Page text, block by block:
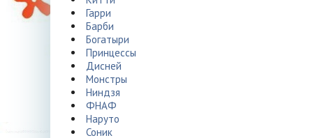
Гарри
Барби
Богатыри
Принцессы
Дисней
Монстры
Ниндзя
ФНАФ
Наруто
Соник